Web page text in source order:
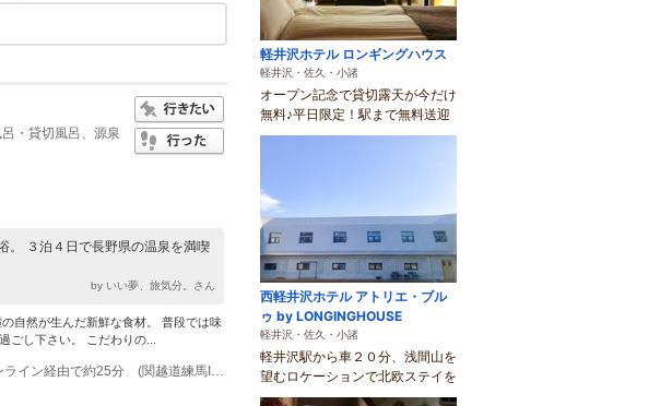
・貸切風呂、源泉
。 ３泊４日で長野県の温泉を満喫
by いい夢、旅気分。さん
自然が生んだ新鮮な食材。 普段では味
ごし下さい。 こだわりの...
(1)【お車】上信越自動車道小諸I.C.からアサマサンライン経由で約25分 (関越道練馬I.C～小諸I.C. 160km)
軽井沢ホテル ロンギングハウス
軽井沢・佐久・小諸
オープン記念で貸切露天が今だけ
無料♪平日限定！駅まで無料送迎
西軽井沢ホテル アトリエ・ブル
ゥ by LONGINGHOUSE
軽井沢・佐久・小諸
軽井沢駅から車２０分、浅間山を
望むロケーションで北欧ステイを